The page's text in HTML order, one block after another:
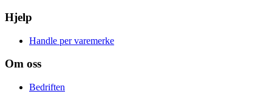
Hjelp
Handle per varemerke
Om oss
Bedriften